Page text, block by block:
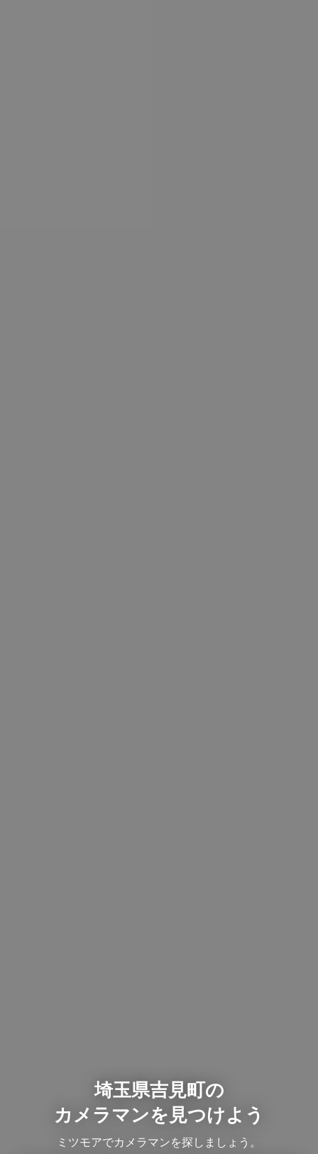
埼玉県吉見町の
カメラマンを見つけよう
ミツモアでカメラマンを探しましょう。